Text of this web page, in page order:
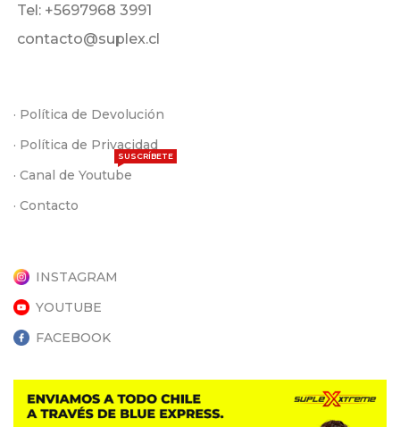
Tel: +5697968 3991
contacto@suplex.cl
· Política de Devolución
· Política de Privacidad
· Canal de Youtube
SUSCRÍBETE
· Contacto
INSTAGRAM
YOUTUBE
FACEBOOK